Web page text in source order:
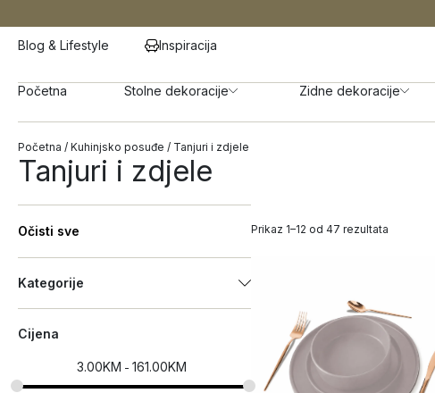
Blog & Lifestyle Inspiracija
Početna Stolne dekoracije Zidne dekoracije
Početna / Kuhinjsko posuđe / Tanjuri i zdjele
Tanjuri i zdjele
Očisti sve
Kategorije
Cijena
3.00KM 161.00KM
Prikaz 1–12 od 47 rezultata